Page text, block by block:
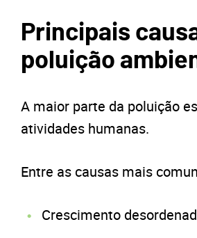
Principais
poluição
A maior parte da poluição
atividades humanas.
Entre as causas mais
Crescimento